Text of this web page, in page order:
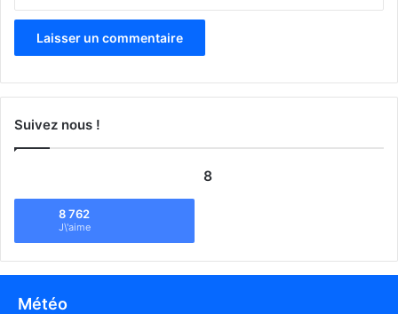
Suivez nous !
8
8 762
J\'aime
Météo